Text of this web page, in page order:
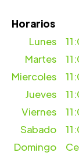
Horarios
Martes
Miercoles
Lunes
Jueves
Viernes
Sabado
Domingo